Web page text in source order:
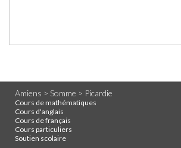
Amiens > Somme > Picardie
Cours de mathématiques
Cours d'anglais
Cours de français
Cours particuliers
Soutien scolaire